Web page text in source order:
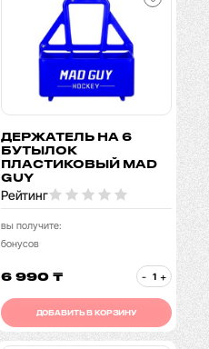
ДЕРЖАТЕЛЬ НА 6
БУТЫЛОК
ПЛАСТИКОВЫЙ MAD
GUY
Рейтинг
вы получите:
бонусов
6 990 ₸ - +
ДОБАВИТЬ В КОРЗИНУ